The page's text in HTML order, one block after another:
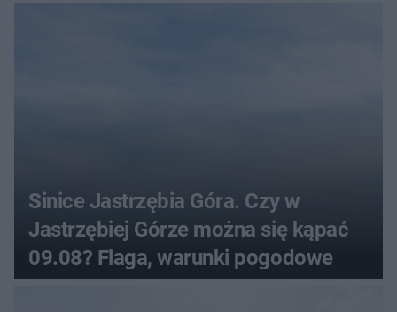
Sinice Jastrzębia Góra. Czy w
Jastrzębiej Górze można się kąpać
09.08? Flaga, warunki pogodowe